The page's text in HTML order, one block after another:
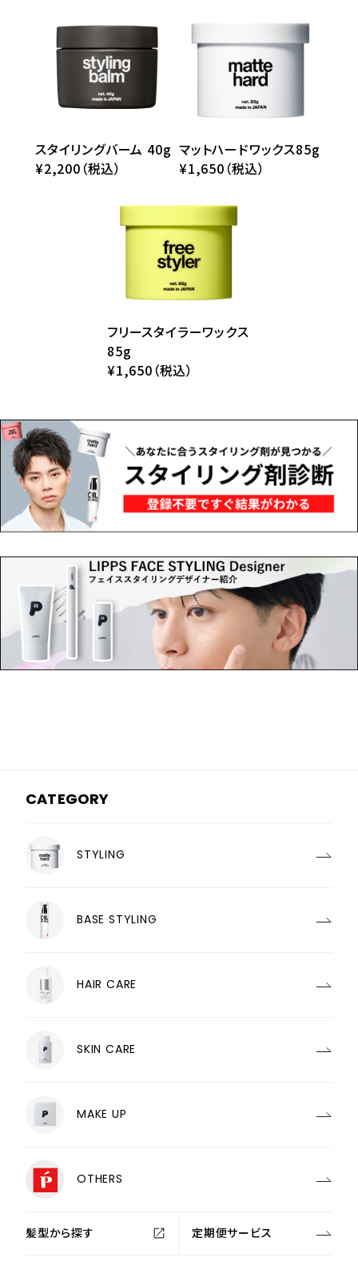
スタイリングバーム 40g
¥2,200（税込）
マットハードワックス85g
¥1,650（税込）
フリースタイラーワックス
85g
¥1,650（税込）
CATEGORY
STYLING
BASE STYLING
HAIR CARE
SKIN CARE
MAKE UP
OTHERS
髪型から探す 定期便サービス